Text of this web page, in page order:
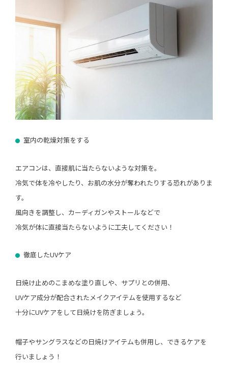
室内の乾燥対策をする
エアコンは、直接肌に当たらないような対策を。
冷気で体を冷やしたり、お肌の水分が奪われたりする恐れがありま
す。
風向きを調整し、カーディガンやストールなどで
冷気が体に直接当たらないように工夫してください！
徹底したUVケア
日焼け止めのこまめな塗り直しや、サプリとの併用、
UVケア成分が配合されたメイクアイテムを使用するなど
十分にUVケアをして日焼けを防ぎましょう。
帽子やサングラスなどの日焼けアイテムも併用し、できるケアを
行いましょう！